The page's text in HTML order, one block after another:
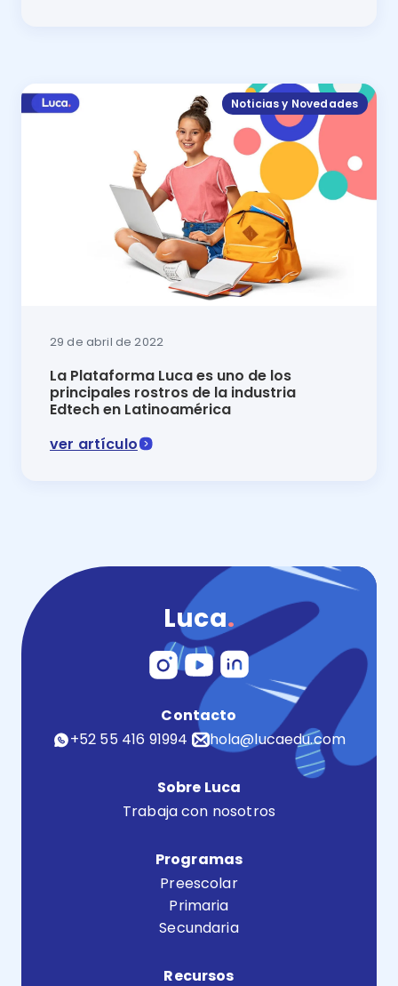
Noticias y Novedades
29 de abril de 2022
La Plataforma Luca es uno de los
principales rostros de la industria
Edtech en Latinoamérica
ver artículo
Luca.
Contacto
+52 55 416 91994
hola@lucaedu.com
Sobre Luca
Trabaja con nosotros
Programas
Preescolar
Primaria
Secundaria
Recursos